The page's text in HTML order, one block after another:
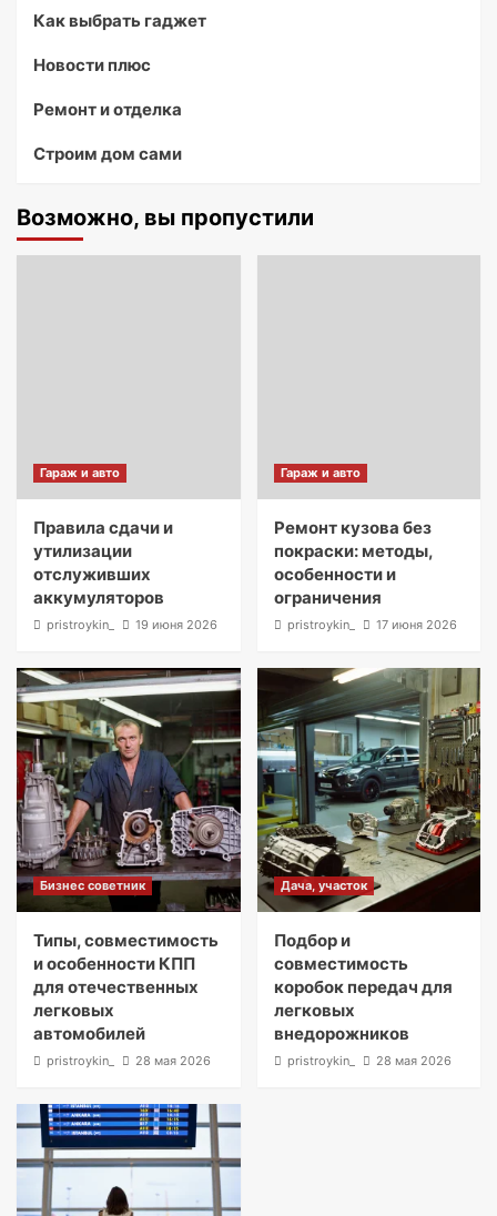
Как выбрать гаджет
Новости плюс
Ремонт и отделка
Строим дом сами
Возможно, вы пропустили
Гараж и авто
Правила сдачи и
утилизации
отслуживших
аккумуляторов
pristroykin_ 19 июня 2026
Гараж и авто
Ремонт кузова без
покраски: методы,
особенности и
ограничения
pristroykin_ 17 июня 2026
Бизнес советник
Типы, совместимость
и особенности КПП
для отечественных
легковых
автомобилей
pristroykin_ 28 мая 2026
Дача, участок
Подбор и
совместимость
коробок передач для
легковых
внедорожников
pristroykin_ 28 мая 2026